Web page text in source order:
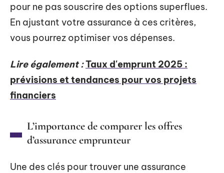
pour ne pas souscrire des options superflues.
En ajustant votre assurance à ces critères,
vous pourrez optimiser vos dépenses.
Lire également :Taux d'emprunt 2025 :
prévisions et tendances pour vos projets
financiers
L’importance de comparer les offres
d’assurance emprunteur
Une des clés pour trouver une assurance